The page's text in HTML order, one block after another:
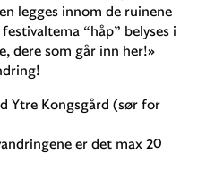
legges innom de ruinene
“håp” belyses i
dere som går inn her!»
Ytre Kongsgård (sør for
er det max 20